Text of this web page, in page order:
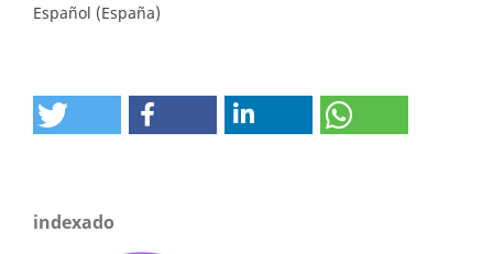
Español (España)
indexado